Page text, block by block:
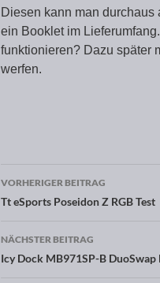
Diesen kann man
ein Booklet im
funktionieren? Dazu später
werfen.
VORHERIGER BEITRAG
Tt eSports Poseidon Z RGB Test
NÄCHSTER BEITRAG
Icy Dock MB971SP-B DuoSwap